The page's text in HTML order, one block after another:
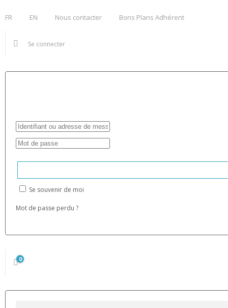
FR EN Nous contacter Bons Plans Adhérent
Se connecter
Se souvenir de moi
Mot de passe perdu ?
0